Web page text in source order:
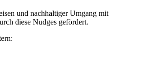
und nachhaltiger Umgang mit
diese Nudges gefördert.